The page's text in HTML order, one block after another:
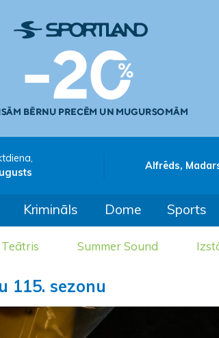
Alfrēds,
Krimināls Dome Sports
Teātris Summer Sound
115. sezonu